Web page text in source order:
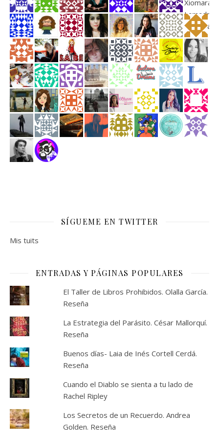
SÍGUEME EN TWITTER
Mis tuits
ENTRADAS Y PÁGINAS POPULARES
El Taller de Libros Prohibidos. Olalla García.
Reseña
La Estrategia del Parásito. César Mallorquí.
Reseña
Buenos días- Laia de Inés Cortell Cerdá.
Reseña
Cuando el Diablo se sienta a tu lado de
Rachel Ripley
Los Secretos de un Recuerdo. Andrea
Golden. Reseña